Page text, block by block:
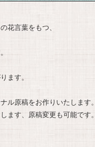
花言葉をもつ、
ます。
ル原稿をお作りいたします。
ます、原稿変更も可能です。